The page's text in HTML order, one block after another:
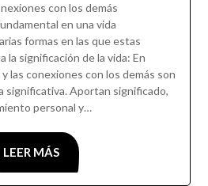
con los demás
en una vida
formas en las que estas
la significación de la vida: En
las conexiones con los demás son
significativa. Aportan significado,
personal y…
LEER MÁS